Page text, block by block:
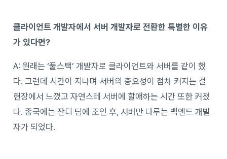
클라이언트 개발자에서 서버 개발자로 전환한 특별한 이유
가 있다면?
A: 원래는 ‘풀스택’ 개발자로 클라이언트와 서버를 같이 했
다. 그런데 시간이 지나며 서버의 중요성이 점차 커지는 걸
현장에서 느꼈고 자연스레 서버에 할애하는 시간 또한 커졌
다. 종국에는 잔디 팀에 조인 후, 서버만 다루는 백엔드 개발
자가 되었다.